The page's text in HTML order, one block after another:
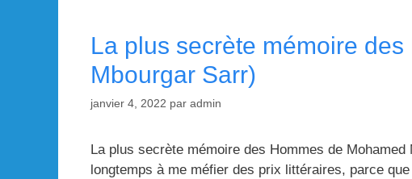
La plus secrète mémoire
Mbourgar Sarr)
janvier 4, 2022 par admin
La plus secrète mémoire des Hommes de
longtemps à me méfier des prix littéraires, parce